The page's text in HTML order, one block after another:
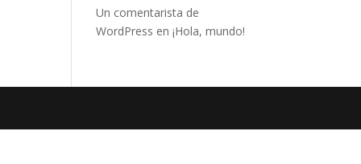
Un comentarista de
WordPress en¡Hola, mundo!